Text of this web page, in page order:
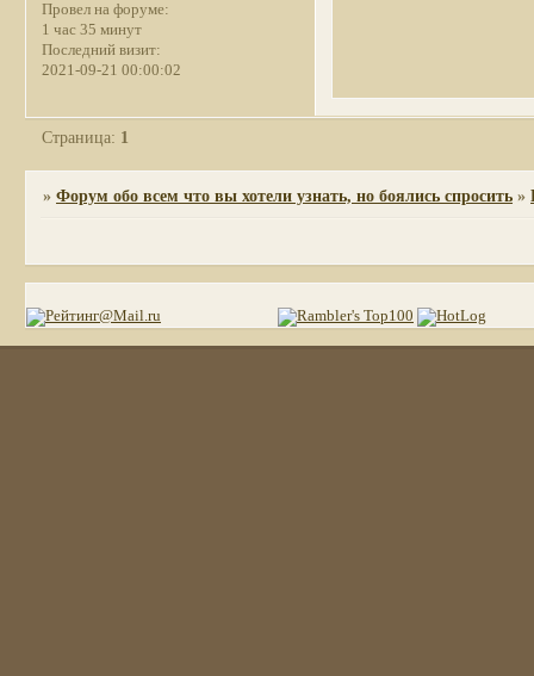
Провел на форуме:
1 час 35 минут
Последний визит:
2021-09-21 00:00:02
Страница: 1
»Форум обо всем что вы хотели узнать, но боялись спросить »